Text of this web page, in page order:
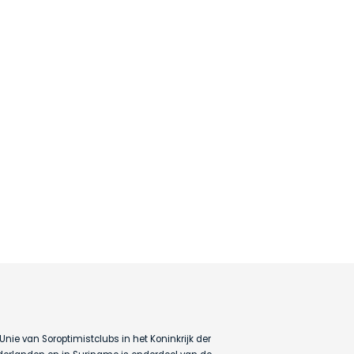
van Soroptimistclubs in het Koninkrijk der